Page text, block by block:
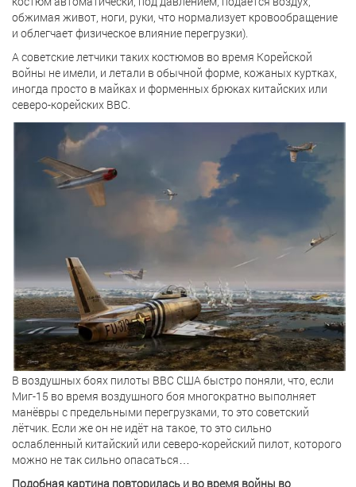
обжимая живот, ноги, руки, что нормализует кровообращение
и облегчает физическое влияние перегрузки).
А советские летчики таких костюмов во время Корейской
войны не имели, и летали в обычной форме, кожаных куртках,
иногда просто в майках и форменных брюках китайских или
северо-корейских ВВС.
В воздушных боях пилоты ВВС США быстро поняли, что, если
Миг-15 во время воздушного боя многократно выполняет
манёвры с предельными перегрузками, то это советский
лётчик. Если же он не идёт на такое, то это сильно
ослабленный китайский или северо-корейский пилот, которого
можно не так сильно опасаться…
Подобная картина повторилась и во время войны во